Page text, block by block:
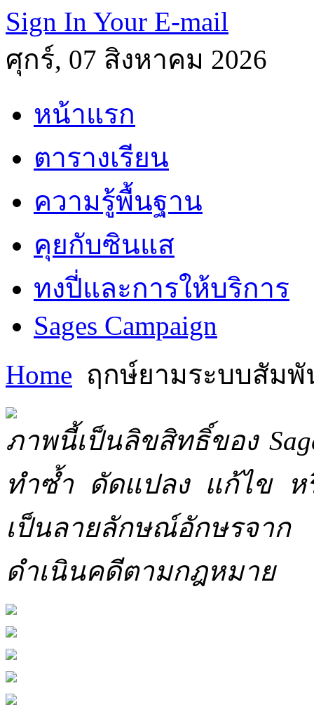
Sign In Your E-mail
ศุกร์, 07 สิงหาคม 2026
หน้าแรก
ตารางเรียน
ความรู้พื้นฐาน
คุยกับซินแส
ทงปี่และการให้บริการ
Sages Campaign
Home ฤกษ์ยามระบบสัมพั
ภาพนี้เป็นลิขสิทธิ์ของ
ทำซ้ำ ดัดแปลง แก้ไข ห
เป็นลายลักษณ์อักษรจาก
ดำเนินคดีตามกฎหมาย